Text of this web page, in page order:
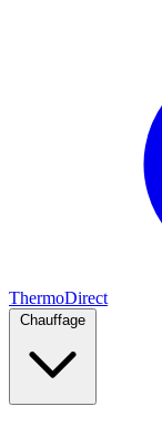
ThermoDirect